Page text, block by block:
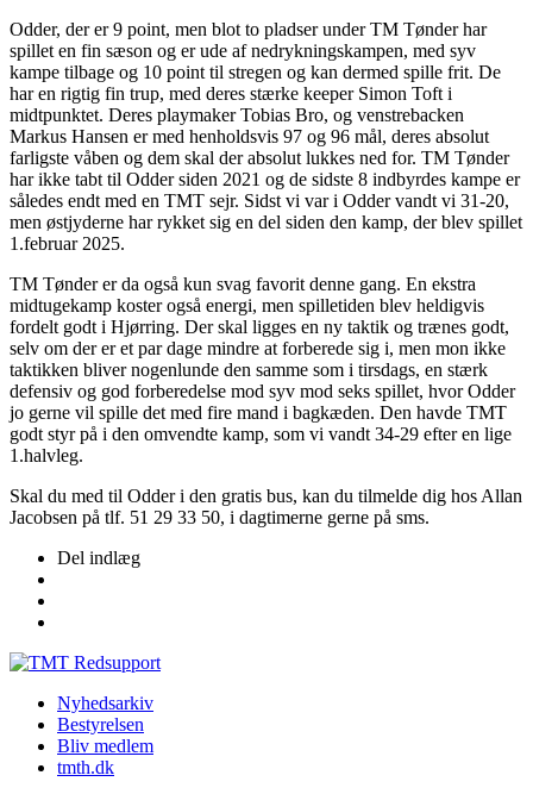
Odder, der er 9 point, men blot to pladser under TM Tønder har
spillet en fin sæson og er ude af nedrykningskampen, med syv
kampe tilbage og 10 point til stregen og kan dermed spille frit. De
har en rigtig fin trup, med deres stærke keeper Simon Toft i
midtpunktet. Deres playmaker Tobias Bro, og venstrebacken
Markus Hansen er med henholdsvis 97 og 96 mål, deres absolut
farligste våben og dem skal der absolut lukkes ned for. TM Tønder
har ikke tabt til Odder siden 2021 og de sidste 8 indbyrdes kampe er
således endt med en TMT sejr. Sidst vi var i Odder vandt vi 31-20,
men østjyderne har rykket sig en del siden den kamp, der blev spillet
1.februar 2025.
TM Tønder er da også kun svag favorit denne gang. En ekstra
midtugekamp koster også energi, men spilletiden blev heldigvis
fordelt godt i Hjørring. Der skal ligges en ny taktik og trænes godt,
selv om der er et par dage mindre at forberede sig i, men mon ikke
taktikken bliver nogenlunde den samme som i tirsdags, en stærk
defensiv og god forberedelse mod syv mod seks spillet, hvor Odder
jo gerne vil spille det med fire mand i bagkæden. Den havde TMT
godt styr på i den omvendte kamp, som vi vandt 34-29 efter en lige
1.halvleg.
Skal du med til Odder i den gratis bus, kan du tilmelde dig hos Allan
Jacobsen på tlf. 51 29 33 50, i dagtimerne gerne på sms.
Del indlæg
Nyhedsarkiv
Bestyrelsen
Bliv medlem
tmth.dk